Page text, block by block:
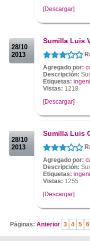
[Descargar]
28/10
2013
Sumilla Luis
Agregado por:
Descripción:
Etiquetas:
Vistas: 1218
[Descargar]
28/10
2013
Sumilla Luis
Agregado por:
Descripción:
Etiquetas:
Vistas: 1255
[Descargar]
Páginas: Anterior 3 4 5 6